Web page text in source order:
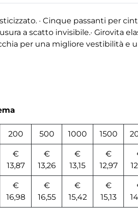
· Cinque passanti per
a scatto invisibile.· Girovita
per una migliore vestibilità e
200 500 1000 1500
€
13,87
€
13,26
€
13,15
€
12,97
€
16,98
€
16,55
€
15,42
€
15,13